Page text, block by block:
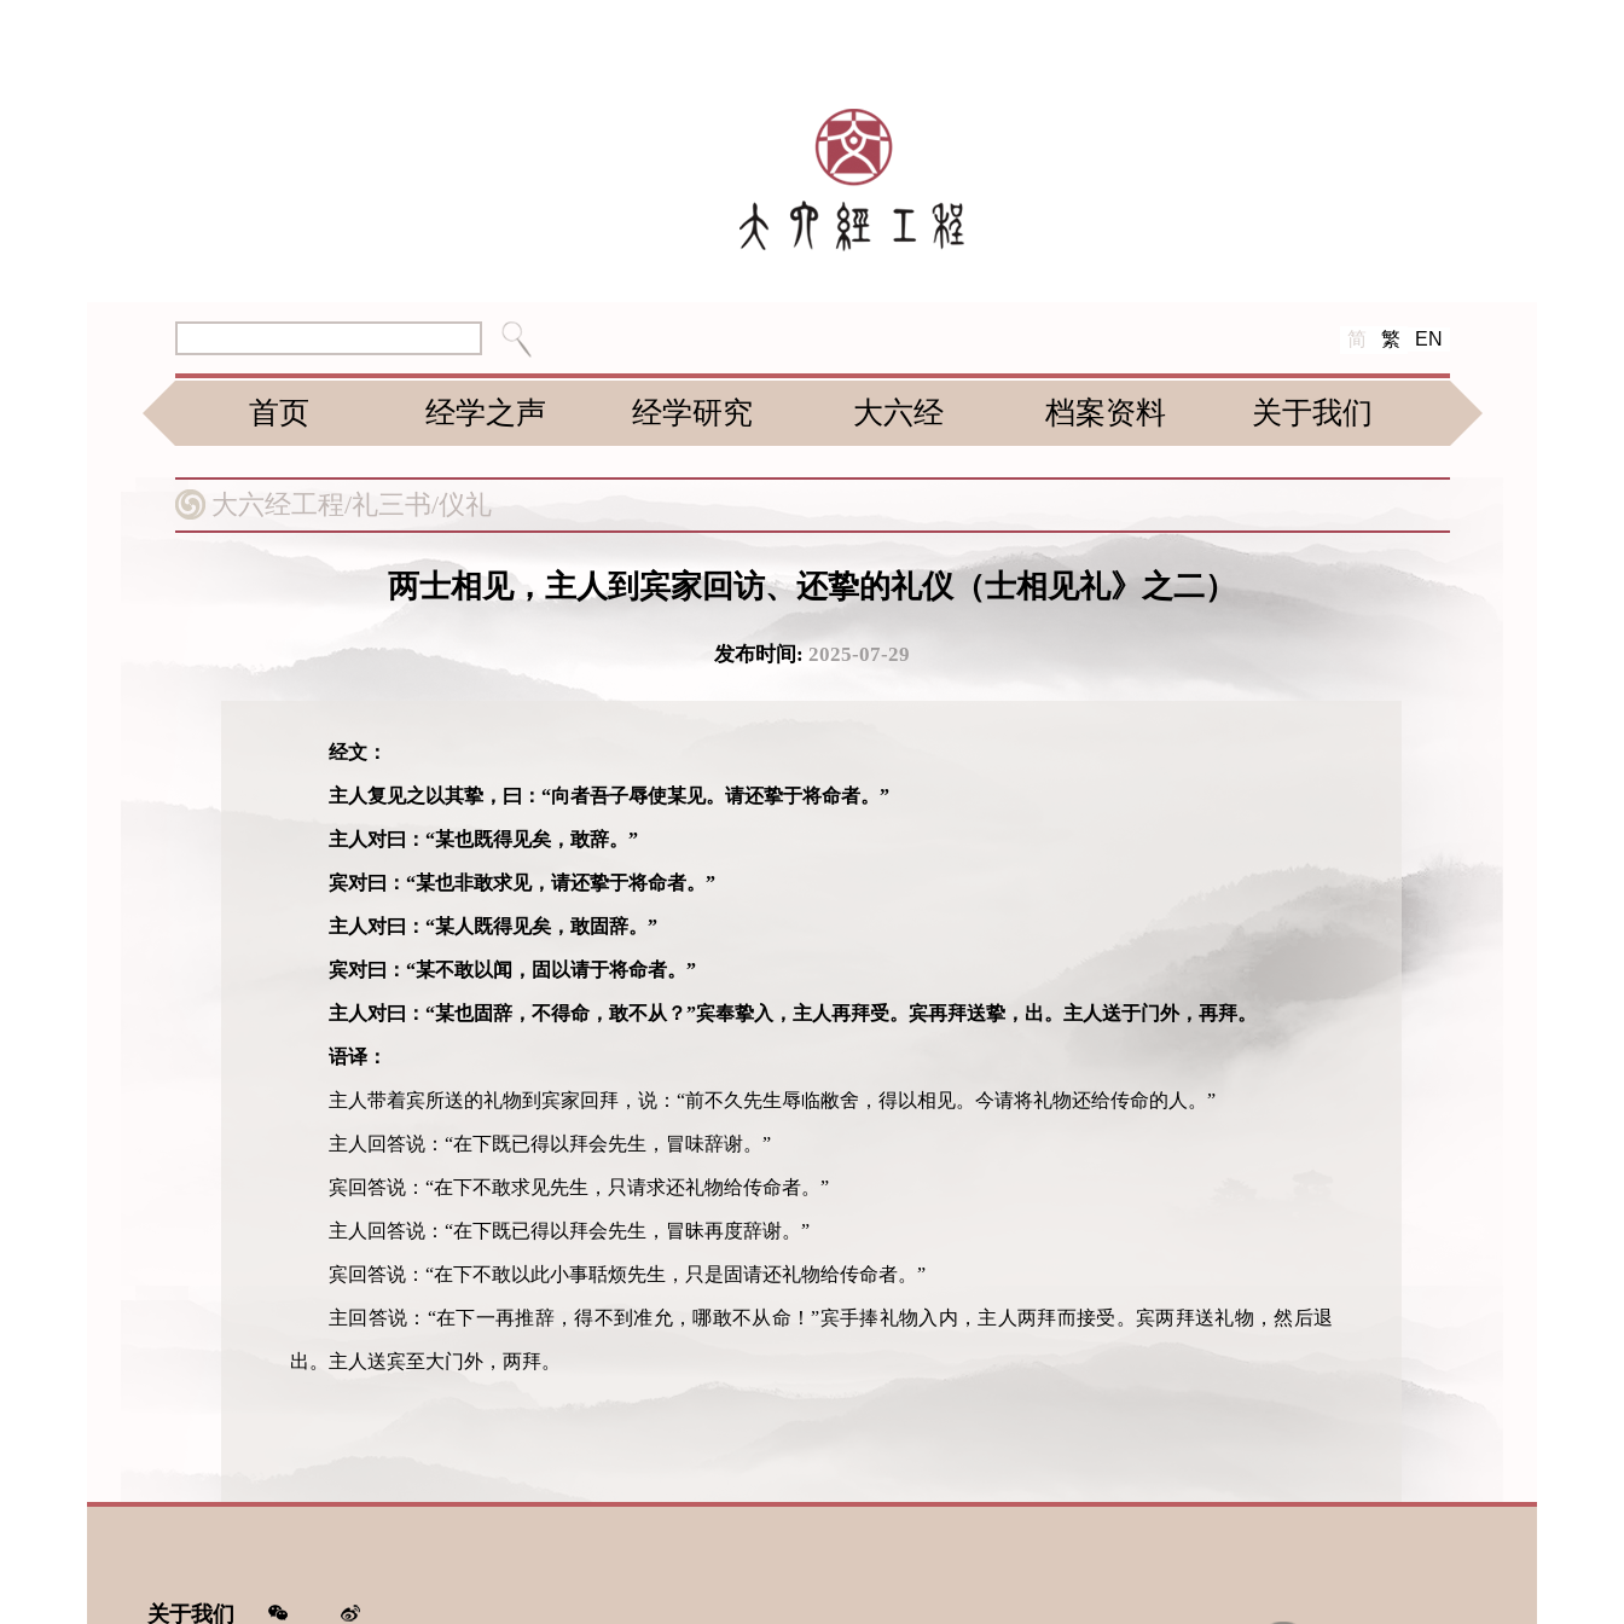
简 繁 EN
首页 经学之声 经学研究 大六经 档案资料 关于我们
大六经工程/礼三书/仪礼
两士相见，主人到宾家回访、还挚的礼仪（士相见礼》之二）
发布时间: 2025-07-29
经文：
主人复见之以其挚，曰：“向者吾子辱使某见。请还挚于将命者。”
主人对曰：“某也既得见矣，敢辞。”
宾对曰：“某也非敢求见，请还挚于将命者。”
主人对曰：“某人既得见矣，敢固辞。”
宾对曰：“某不敢以闻，固以请于将命者。”
主人对曰：“某也固辞，不得命，敢不从？”宾奉挚入，主人再拜受。宾再拜送挚，出。主人送于门外，再拜。
语译：
主人带着宾所送的礼物到宾家回拜，说：“前不久先生辱临敝舍，得以相见。今请将礼物还给传命的人。”
主人回答说：“在下既已得以拜会先生，冒味辞谢。”
宾回答说：“在下不敢求见先生，只请求还礼物给传命者。”
主人回答说：“在下既已得以拜会先生，冒昧再度辞谢。”
宾回答说：“在下不敢以此小事聒烦先生，只是固请还礼物给传命者。”
主回答说：“在下一再推辞，得不到准允，哪敢不从命！”宾手捧礼物入内，主人两拜而接受。宾两拜送礼物，然后退
出。主人送宾至大门外，两拜。
关于我们